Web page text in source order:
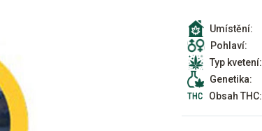
Umístění:
Pohlaví:
Typ kvetení:
Genetika:
Obsah THC: